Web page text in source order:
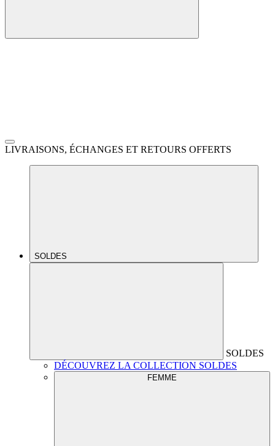
LIVRAISONS, ÉCHANGES ET RETOURS OFFERTS
SOLDES
SOLDES
DÉCOUVREZ LA COLLECTION SOLDES
FEMME